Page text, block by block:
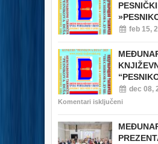
feb 15,
dec 08,
Komentari isključeni